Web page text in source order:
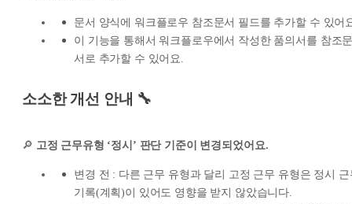
문서 양식에 워크플로우 참조문서 필드를 추가할 수 있어
이 기능을 통해서 워크플로우에서 작성한 품의서를 참조
서로 추가할 수 있어요.
소소한 개선 안내 🔧
🔎 고정 근무유형 ‘정시’ 판단 기준이 변경되었어요.
변경 전 : 다른 근무 유형과 달리 고정 근무 유형은 정시 근
기록(계획)이 있어도 영향을 받지 않았습니다.